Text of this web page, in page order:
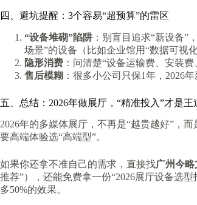
四、避坑提醒：3个容易“超预算”的雷区
“设备堆砌”陷阱 ：别盲目追求“新设备
场景”的设备（比如企业馆用“数据可视
隐形消费 ：问清楚“设备运输费、安装
售后模糊 ：很多小公司只保1年，2026
五、总结：2026年做展厅，“精准投入”才是王
2026年的多媒体展厅，不再是“越贵越好”，
要高端体验选“高端型”。
如果你还拿不准自己的需求，直接找广州今
推荐”），还能免费拿一份“2026展厅设备选
多50%的效果。